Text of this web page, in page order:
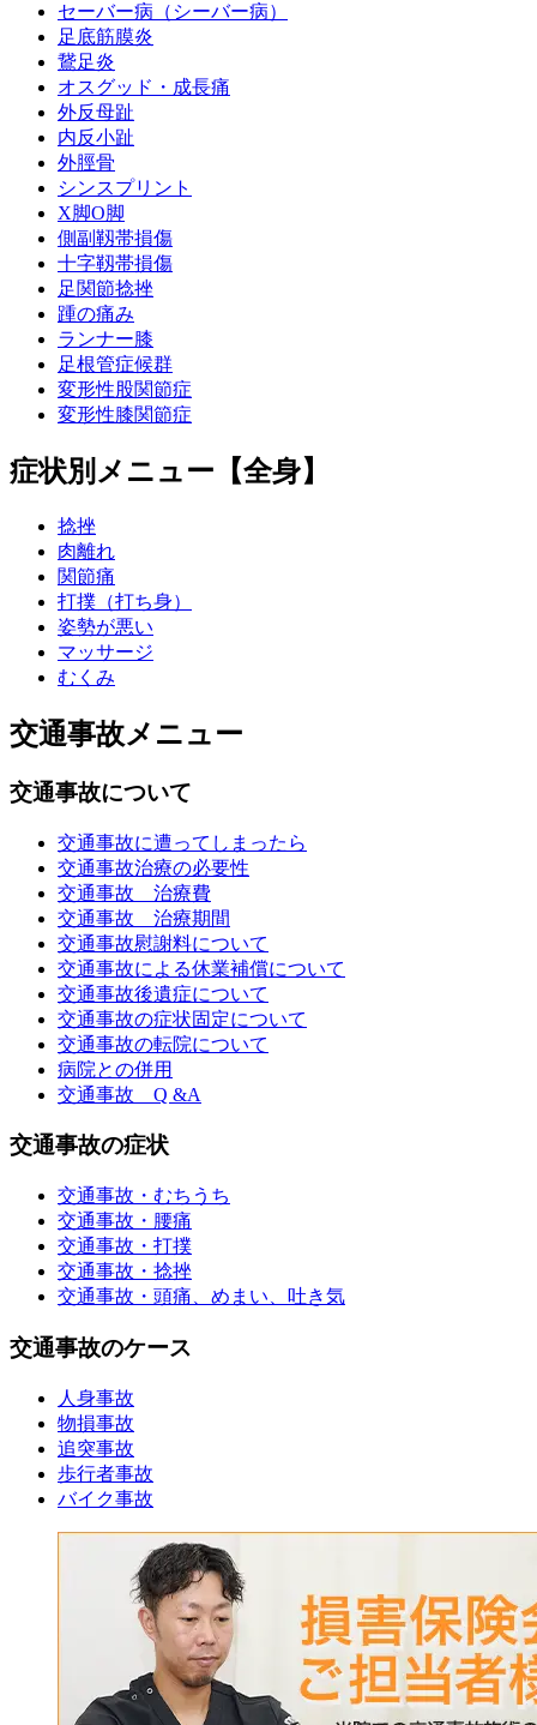
セーバー病（シーバー病）
足底筋膜炎
鵞足炎
オスグッド・成長痛
外反母趾
内反小趾
外脛骨
シンスプリント
X脚O脚
側副靱帯損傷
十字靱帯損傷
足関節捻挫
踵の痛み
ランナー膝
足根管症候群
変形性股関節症
変形性膝関節症
症状別メニュー【全身】
捻挫
肉離れ
関節痛
打撲（打ち身）
姿勢が悪い
マッサージ
むくみ
交通事故メニュー
交通事故について
交通事故に遭ってしまったら
交通事故治療の必要性
交通事故 治療費
交通事故 治療期間
交通事故慰謝料について
交通事故による休業補償について
交通事故後遺症について
交通事故の症状固定について
交通事故の転院について
病院との併用
交通事故 Q &A
交通事故の症状
交通事故・むちうち
交通事故・腰痛
交通事故・打撲
交通事故・捻挫
交通事故・頭痛、めまい、吐き気
交通事故のケース
人身事故
物損事故
追突事故
歩行者事故
バイク事故